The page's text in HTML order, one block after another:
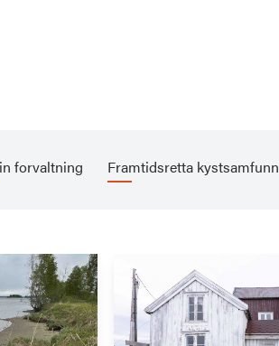
forvaltning Framtidsretta kystsamfunn